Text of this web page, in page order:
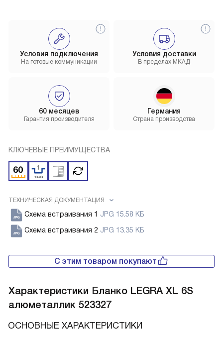
Условия доставки
В пределах МКАД
60 месяцев
Гарантия производителя
Условия подключения
На готовые коммуникации
Германия
Страна производства
КЛЮЧЕВЫЕ ПРЕИМУЩЕСТВА
ТЕХНИЧЕСКАЯ ДОКУМЕНТАЦИЯ
Схема встраивания 1 JPG 15.58 КБ
Схема встраивания 2 JPG 13.35 КБ
С этим товаром покупают
Характеристики Бланко LEGRA XL 6S
алюметаллик 523327
ОСНОВНЫЕ ХАРАКТЕРИСТИКИ